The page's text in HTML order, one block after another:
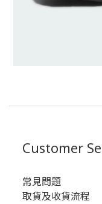
Customer
常見問題
取貨及收貨流程